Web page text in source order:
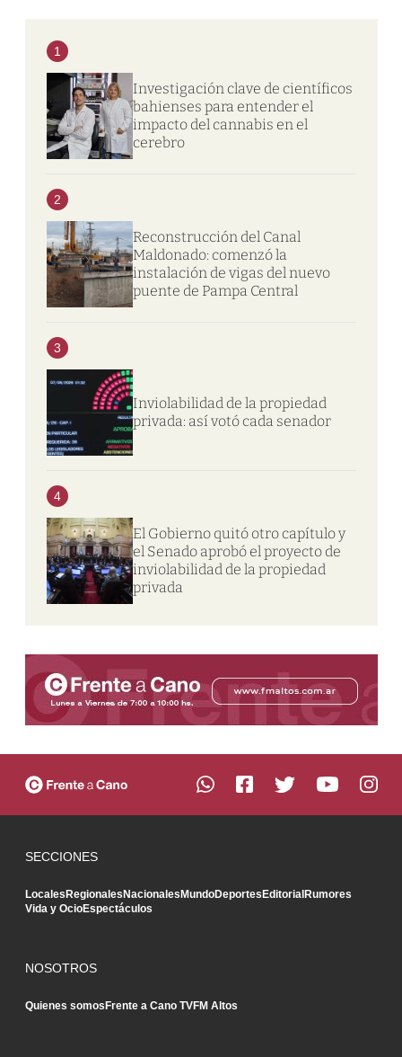
1
Investigación clave de científicos
bahienses para entender el
impacto del cannabis en el
cerebro
2
Reconstrucción del Canal
Maldonado: comenzó la
instalación de vigas del nuevo
puente de Pampa Central
3
Inviolabilidad de la propiedad
privada: así votó cada senador
4
El Gobierno quitó otro capítulo y
el Senado aprobó el proyecto de
inviolabilidad de la propiedad
privada
SECCIONES
LocalesRegionalesNacionalesMundoDeportesEditorialRumores
Vida y OcioEspectáculos
NOSOTROS
Quienes somosFrente a Cano TVFM Altos